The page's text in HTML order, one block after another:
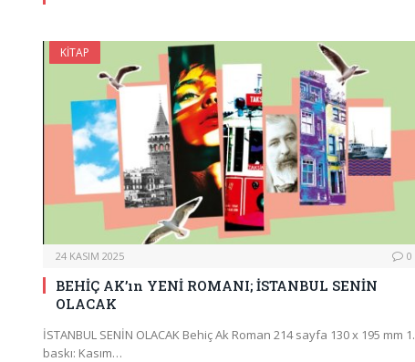
KITAP
24 KASIM 2025 0
BEHİÇ AK’ın YENİ ROMANI; İSTANBUL SENİN
OLACAK
İSTANBUL SENİN OLACAK Behiç Ak Roman 214 sayfa 130 x 195 mm 1.
baskı: Kasım…